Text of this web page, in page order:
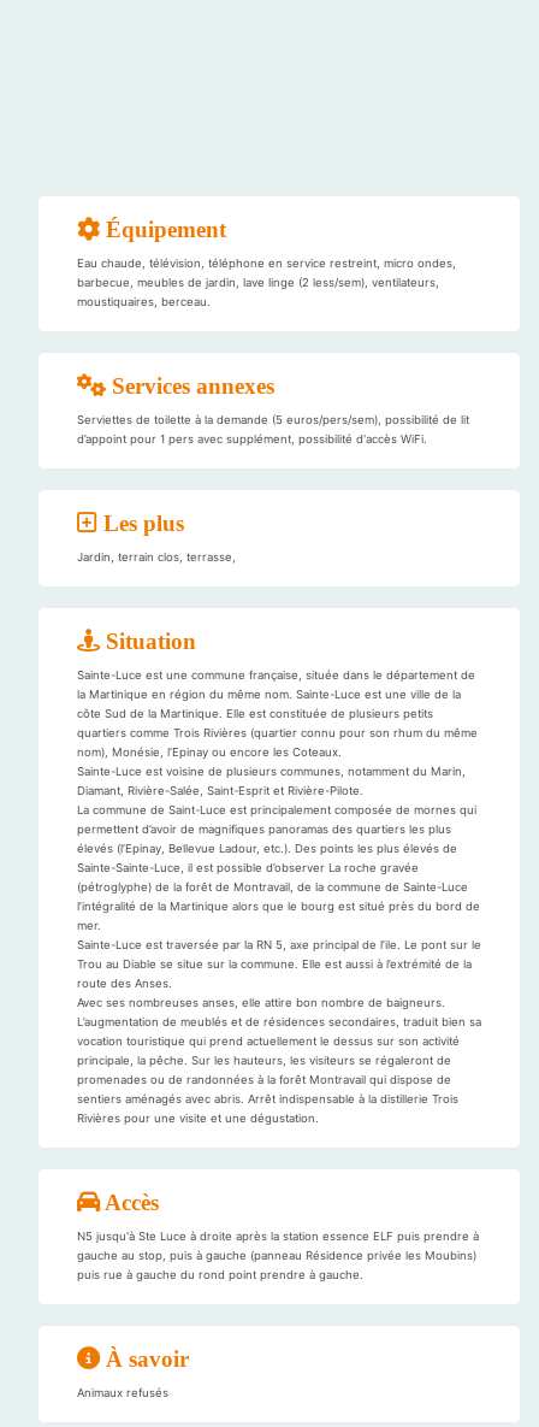
Équipement
Eau chaude, télévision, téléphone en service restreint, micro ondes,
barbecue, meubles de jardin, lave linge (2 less/sem), ventilateurs,
moustiquaires, berceau.
Services annexes
Serviettes de toilette à la demande (5 euros/pers/sem), possibilité de lit
d’appoint pour 1 pers avec supplément, possibilité d'accès WiFi.
Les plus
Jardin, terrain clos, terrasse,
Situation
Sainte-Luce est une commune française, située dans le département de
la Martinique en région du même nom. Sainte-Luce est une ville de la
côte Sud de la Martinique. Elle est constituée de plusieurs petits
quartiers comme Trois Rivières (quartier connu pour son rhum du même
nom), Monésie, l’Epinay ou encore les Coteaux.
Sainte-Luce est voisine de plusieurs communes, notamment du Marin,
Diamant, Rivière-Salée, Saint-Esprit et Rivière-Pilote.
La commune de Saint-Luce est principalement composée de mornes qui
permettent d’avoir de magnifiques panoramas des quartiers les plus
élevés (l’Epinay, Bellevue Ladour, etc.). Des points les plus élevés de
Sainte-Sainte-Luce, il est possible d’observer La roche gravée
(pétroglyphe) de la forêt de Montravail, de la commune de Sainte-Luce
l’intégralité de la Martinique alors que le bourg est situé près du bord de
mer.
Sainte-Luce est traversée par la RN 5, axe principal de l’ile. Le pont sur le
Trou au Diable se situe sur la commune. Elle est aussi à l’extrémité de la
route des Anses.
Avec ses nombreuses anses, elle attire bon nombre de baigneurs.
L’augmentation de meublés et de résidences secondaires, traduit bien sa
vocation touristique qui prend actuellement le dessus sur son activité
principale, la pêche. Sur les hauteurs, les visiteurs se régaleront de
promenades ou de randonnées à la forêt Montravail qui dispose de
sentiers aménagés avec abris. Arrêt indispensable à la distillerie Trois
Rivières pour une visite et une dégustation.
Accès
N5 jusqu'à Ste Luce à droite après la station essence ELF puis prendre à
gauche au stop, puis à gauche (panneau Résidence privée les Moubins)
puis rue à gauche du rond point prendre à gauche.
À savoir
Animaux refusés